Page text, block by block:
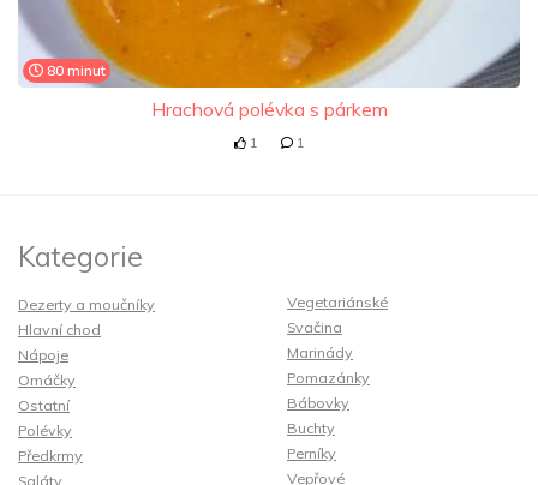
80 minut
Hrachová polévka s párkem
1 1
Kategorie
Dezerty a moučníky
Hlavní chod
Nápoje
Omáčky
Ostatní
Polévky
Předkrmy
Saláty
Vegetariánské
Svačina
Marinády
Pomazánky
Bábovky
Buchty
Perníky
Vepřové